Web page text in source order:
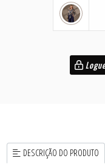
DESCRIÇÃO DO PRODUTO